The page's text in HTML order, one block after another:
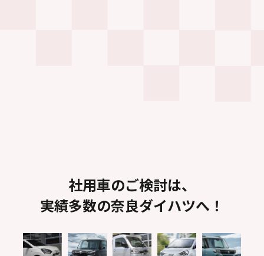
社用車のご検討は、
実績多数の奈良ダイハツへ！